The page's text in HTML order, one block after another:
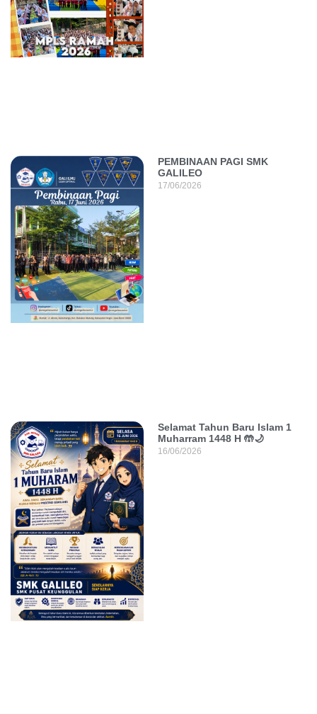
PEMBINAAN PAGI SMK
GALILEO
17/06/2026
Selamat Tahun Baru Islam 1
Muharram 1448 H 🤲🌙
16/06/2026